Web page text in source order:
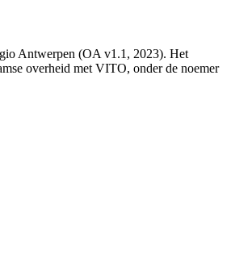
Antwerpen (OA v1.1, 2023). Het
overheid met VITO, onder de noemer